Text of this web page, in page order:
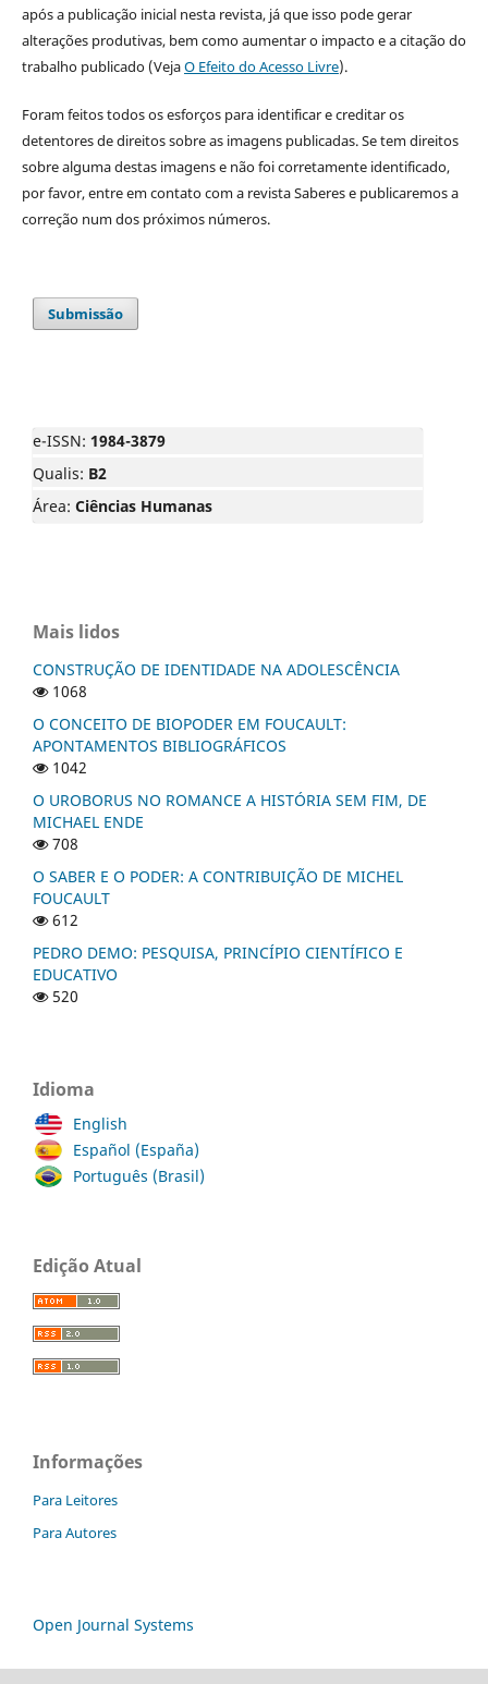
após a publicação inicial nesta revista, já que isso pode gerar
alterações produtivas, bem como aumentar o impacto e a citação do
trabalho publicado (VejaO Efeito do Acesso Livre).
Foram feitos todos os esforços para identificar e creditar os
detentores de direitos sobre as imagens publicadas. Se tem direitos
sobre alguma destas imagens e não foi corretamente identificado,
por favor, entre em contato com a revista Saberes e publicaremos a
correção num dos próximos números.
Submissão
e-ISSN: 1984-3879
Qualis: B2
Área: Ciências Humanas
Mais lidos
CONSTRUÇÃO DE IDENTIDADE NA ADOLESCÊNCIA
1068
O CONCEITO DE BIOPODER EM FOUCAULT:
APONTAMENTOS BIBLIOGRÁFICOS
1042
O UROBORUS NO ROMANCE A HISTÓRIA SEM FIM, DE
MICHAEL ENDE
708
O SABER E O PODER: A CONTRIBUIÇÃO DE MICHEL
FOUCAULT
612
PEDRO DEMO: PESQUISA, PRINCÍPIO CIENTÍFICO E
EDUCATIVO
520
Idioma
English
Español (España)
Português (Brasil)
Edição Atual
Informações
Para Leitores
Para Autores
Open Journal Systems